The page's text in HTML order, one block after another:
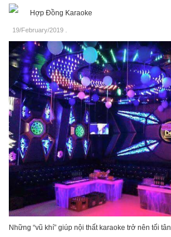
Hợp Đồng Karaoke
19/February/2019
Những “vũ khí” giúp nội thất karaoke trở nên tối tân